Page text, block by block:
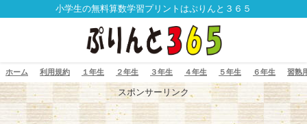
小学生の無料算数学習プリントはぷりんと３６５
ホーム 利用規約 １年生 ２年生 ３年生 ４年生 ５年生 ６年生 習熟
スポンサーリンク